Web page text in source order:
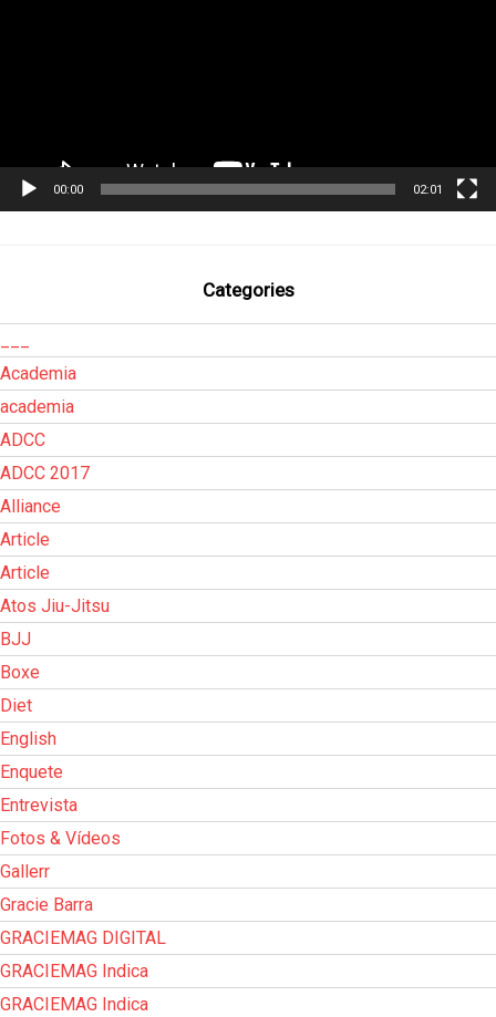
00:00 02:01
Categories
Academia
academia
ADCC
ADCC 2017
Alliance
Article
Article
Atos Jiu-Jitsu
BJJ
Boxe
Diet
English
Enquete
Entrevista
Fotos & Vídeos
Gallerr
Gracie Barra
GRACIEMAG DIGITAL
GRACIEMAG Indica
GRACIEMAG Indica